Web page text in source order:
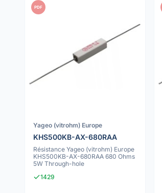
PDF
Yageo (vitrohm) Europe
KHS500KB-AX-680RAA
Résistance Yageo (vitrohm) Europe
KHS500KB-AX-680RAA 680 Ohms
5W Through-hole
1429